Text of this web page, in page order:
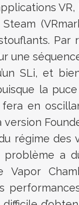
une
SLi, et
la
en
régime des
problème a
Vapor